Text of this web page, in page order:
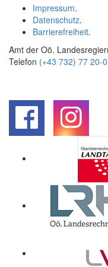
Impressum.
Datenschutz.
Barrierefreiheit.
Amt der Oö.
Telefon (+43 732) 77 20-0